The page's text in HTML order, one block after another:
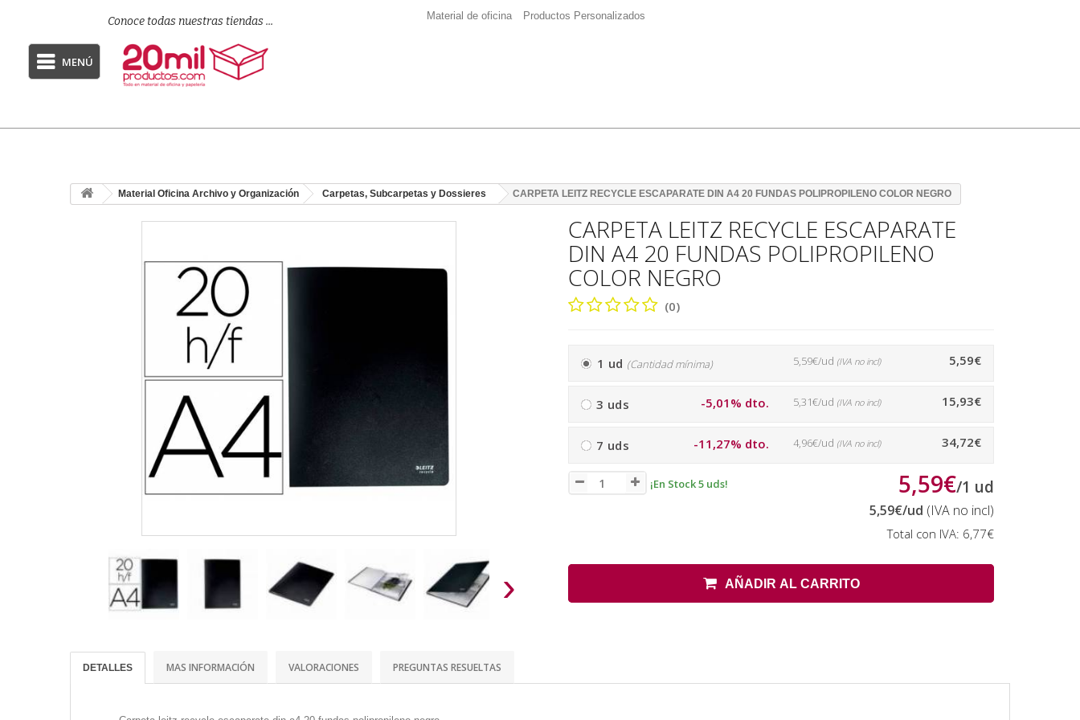
Conoce todas nuestras tiendas ... Material de oficina Productos Personalizados
MENÚ
Material Oficina Archivo y Organización Carpetas, Subcarpetas y Dossieres CARPETA LEITZ RECYCLE ESCAPARATE DIN A4 20 FUNDAS POLIPROPILENO COLOR NEGRO
›
CARPETA LEITZ RECYCLE ESCAPARATE
DIN A4 20 FUNDAS POLIPROPILENO
COLOR NEGRO
(0)
1 ud (Cantidad mínima) 5,59€
5,59€/ud (IVA no incl)
3 uds -5,01% dto. 15,93€
5,31€/ud (IVA no incl)
7 uds -11,27% dto. 34,72€
4,96€/ud (IVA no incl)
¡En Stock 5 uds! 5,59€/1 ud
5,59€/ud (IVA no incl)
Total con IVA: 6,77€
AÑADIR AL CARRITO
DETALLES MAS INFORMACIÓN VALORACIONES PREGUNTAS RESUELTAS